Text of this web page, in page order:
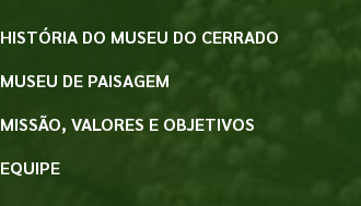
HISTÓRIA DO MUSEU DO CERRADO
MUSEU DE PAISAGEM
MISSÃO, VALORES E OBJETIVOS
EQUIPE